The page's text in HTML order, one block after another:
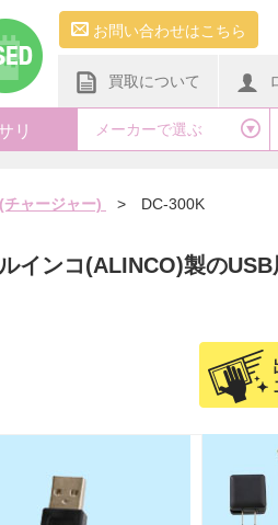
お問い合わせはこちら
買取について
リ メーカーで選ぶ
チャージャー) > DC-300K
インコ(ALINCO)製の